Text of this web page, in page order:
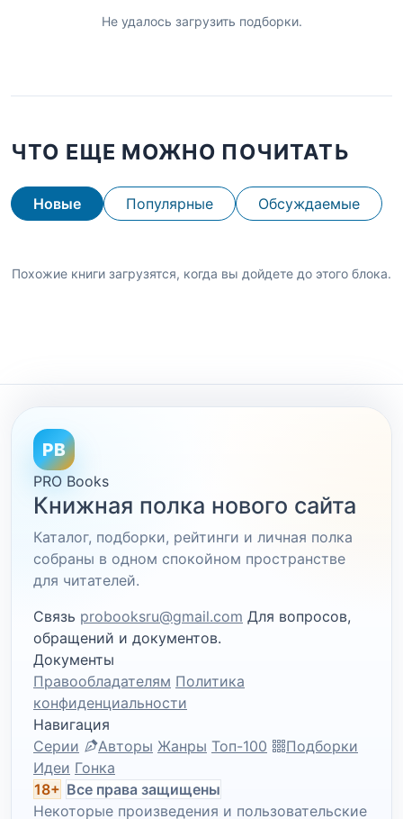
Не удалось загрузить подборки.
ЧТО ЕЩЕ МОЖНО ПОЧИТАТЬ
Новые Популярные Обсуждаемые
Похожие книги загрузятся, когда вы дойдете до этого блока.
PB
PRO Books
Книжная полка нового сайта
Каталог, подборки, рейтинги и личная полка
собраны в одном спокойном пространстве
для читателей.
Связь probooksru@gmail.com Для вопросов,
обращений и документов.
Документы
Правообладателям Политика
конфиденциальности
Навигация
Серии
Авторы Жанры Топ-100
Подборки
Идеи Гонка
18+ Все права защищены
Некоторые произведения и пользовательские